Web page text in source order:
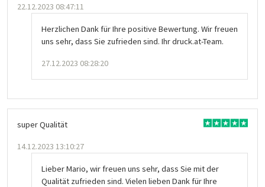
22.12.2023 08:47:11
Herzlichen Dank für Ihre positive Bewertung. Wir freuen
uns sehr, dass Sie zufrieden sind. Ihr druck.at-Team.
27.12.2023 08:28:20
super Qualität
14.12.2023 13:10:27
Lieber Mario, wir freuen uns sehr, dass Sie mit der
Qualität zufrieden sind. Vielen lieben Dank für Ihre